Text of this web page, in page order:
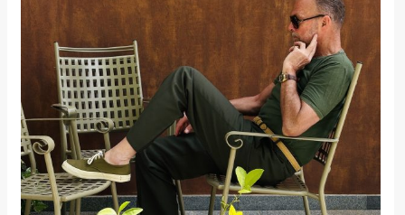
Kolumne
Kultura
Lifestyle
Beauty
Fashion
Zdravlje